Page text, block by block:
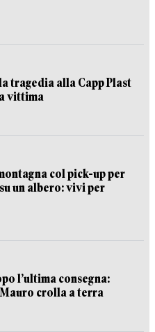
tragedia alla Capp Plast
vittima
col pick-up per
un albero: vivi per
l’ultima consegna:
Mauro crolla a terra